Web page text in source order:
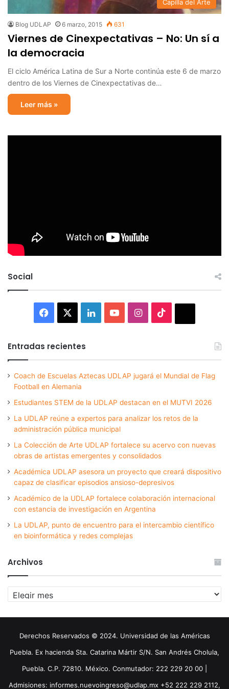
Capilla del Arte
Blog UDLAP 6 marzo, 2015 631
Viernes de Cinexpectativas – No: Un sí a
la democracia
El ciclo América Latina de Sur a Norte continúa este 6 de marzo
dentro de los Viernes de Cinexpectativas de…
Leer más »
Social
Facebook LinkedInYouTubeInstagram
Entradas recientes
Coach de Escuelas Aztecas UDLAP jugará el Mundial de Flag
Football en Alemania
Estudiantes STEM de la UDLAP destacan en el MUTVI 2026
La UDLAP reúne a expertos para analizar los retos de la
administración pública municipal
La Colección de Arte UDLAP fortalece su acervo con nuevas
obras de artistas emergentes y consolidados
Académica UDLAP asesora un proyecto que creará dispositivo
capaz de clasificar episodios ansioso-depresivos
Académico de la UDLAP fortalece colaboración internacional
con estancia de investigación en Argentina
La UDLAP, punto de encuentro para el intercambio científico
en bioinformática y redes complejas
Archivos
Archivos
Derechos Reservados © 2024. Universidad de las Américas
Puebla. Ex hacienda Sta. Catarina Mártir S/N. San Andrés Cholula,
Puebla. C.P. 72810. México. Conmutador: 222 229 20 00 |
Admisiones: informes.nuevoingreso@udlap.mx +52 222 229 2112,